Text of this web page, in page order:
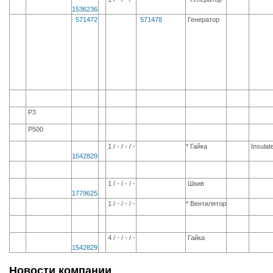
1536236
571472 571478 Генератор
P3
P500
1542829
1 / - / - / - * Гайка
1779625
1 / - / - / - Шкив
1 / - / - / - * Вентилятор
1542829
4 / - / - / - Гайка
Новости компании